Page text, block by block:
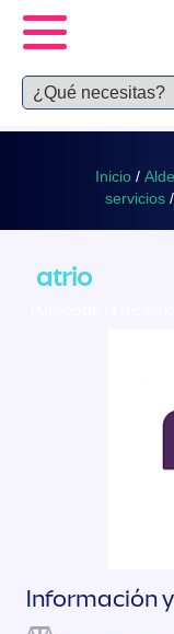
Inicio /
servicios /
atrio
Información